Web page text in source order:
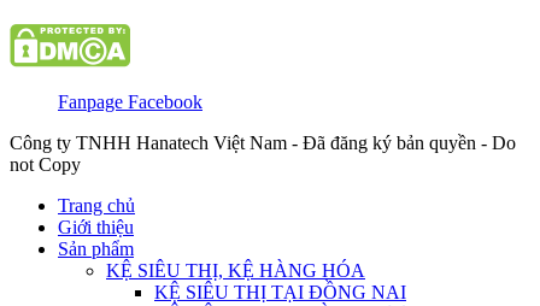
Fanpage Facebook
Công ty TNHH Hanatech Việt Nam - Đã đăng ký bản quyền - Do
not Copy
Trang chủ
Giới thiệu
Sản phẩm
KỆ SIÊU THỊ, KỆ HÀNG HÓA
KỆ SIÊU THỊ TẠI ĐỒNG NAI